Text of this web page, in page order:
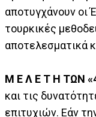
αποτυγχάνουν οι
τουρκικές
αποτελεσματικά
Μ Ε Λ Ε Τ Η ΤΩΝ
και τις
επιτυχιών. Εάν